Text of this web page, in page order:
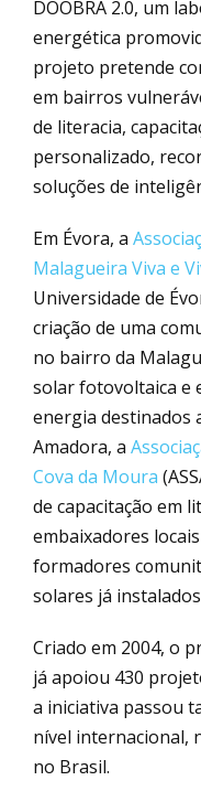
DOOBRA 2.0, um
energética
projeto pretende
em bairros
de literacia,
personalizado,
soluções de
Em Évora, a
Malagueira Viva e
Universidade de
criação de uma
no bairro da
solar fotovoltaica e
energia destinados
Amadora, a
Cova da Moura
de capacitação em
embaixadores
formadores
solares já
Criado em 2004, o
já apoiou 430
a iniciativa passou
nível internacional,
no Brasil.